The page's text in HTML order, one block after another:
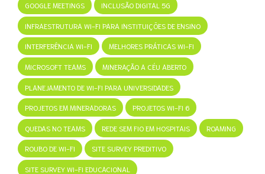
GOOGLE MEETINGS INCLUSÃO DIGITAL 5G
INFRAESTRUTURA WI-FI PARA INSTITUIÇÕES DE ENSINO
INTERFERÊNCIA WI-FI MELHORES PRÁTICAS WI-FI
MICROSOFT TEAMS MINERAÇÃO A CÉU ABERTO
PLANEJAMENTO DE WI-FI PARA UNIVERSIDADES
PROJETOS EM MINERADORAS PROJETOS WI-FI 6
QUEDAS NO TEAMS REDE SEM FIO EM HOSPITAIS ROAMING
ROUBO DE WI-FI SITE SURVEY PREDITIVO
SITE SURVEY WI-FI EDUCACIONAL